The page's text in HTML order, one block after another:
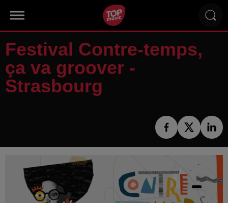
Festival Contre-temps,
ça va groover -
Strasbourg